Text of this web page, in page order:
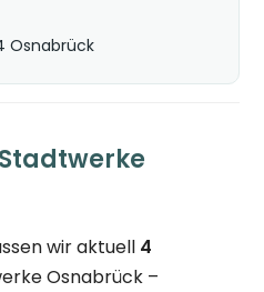
Osnabrück
wir aktuell 4
Osnabrück –